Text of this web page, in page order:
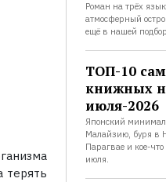
терять
Роман на трёх
атмосферный
ещё в нашей
ТОП-10
книжных
июля-2026
Японский
Малайзию, буря в
Парагвае и кое-
июля.